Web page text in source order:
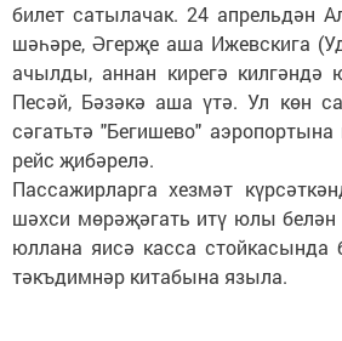
билет сатылачак. 24 апрельдән
шәһәре, Әгерҗе аша Ижевскига
ачылды, аннан кирегә килгәндә
Песәй, Бәзәкә аша үтә. Ул көн
сәгатьтә "Бегишево"
рейс җибәрелә.
Пассажирларга хезмәт
шәхси мөрәҗәгать итү юлы белән
юллана яисә касса стойкасында
тәкъдимнәр китабына языла.